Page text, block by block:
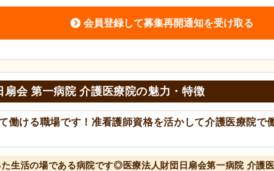
会員登録して募集再開通知を受け取る
扇会 第一病院 介護医療院の魅力・特徴
働ける職場です！准看護師資格を活かして介護医療院で
生活の場である病院です◎医療法人財団日扇会第一病院 介護